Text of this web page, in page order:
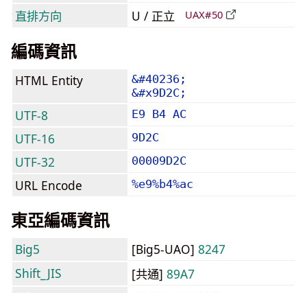
直排方向 U / 正立 UAX#50
編碼資訊
HTML Entity
&#40236;
&#x9D2C;
UTF-8 E9 B4 AC
UTF-16 9D2C
UTF-32 00009D2C
URL Encode %e9%b4%ac
東亞編碼資訊
Big5 [Big5-UAO] 8247
Shift_JIS
[共通] 89A7